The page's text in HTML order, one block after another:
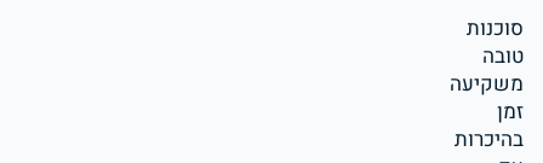
סוכנות
טובה
משקיעה
זמן
בהיכרות